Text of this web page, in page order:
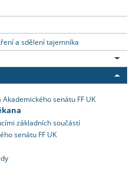
a sdělení tajemníka
senátu FF UK
základních součástí
senátu FF UK